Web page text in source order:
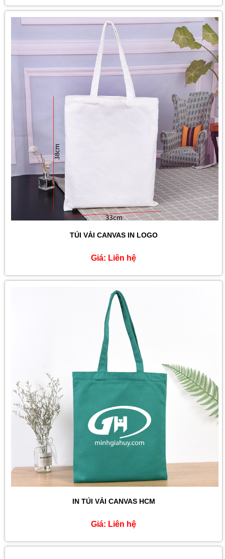
Túi vải canvas
Giá:Liên hệ
TÚI VẢI CANVAS IN LOGO
Giá:Liên hệ